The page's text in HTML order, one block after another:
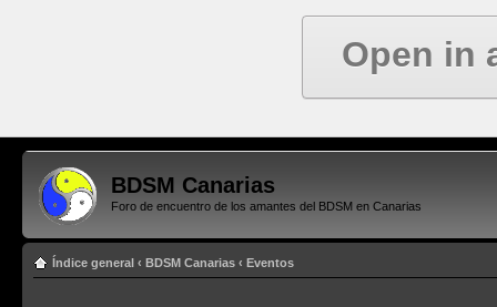
Open in
BDSM Canarias
Foro de encuentro de los amantes del BDSM en Canarias
Índice general ‹ BDSM Canarias ‹ Eventos